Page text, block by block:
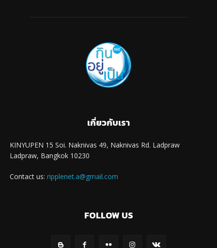
เกี่ยวกับเรา
KINYUPEN 15 Soi. Naknivas 49, Naknivas Rd. Ladpraw
Ladpraw, Bangkok 10230
Contact us: ripplenet.a@gmail.com
FOLLOW US